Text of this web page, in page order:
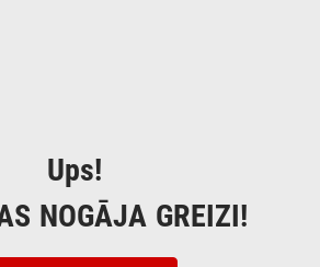
Ups!
NOGĀJA GREIZI!